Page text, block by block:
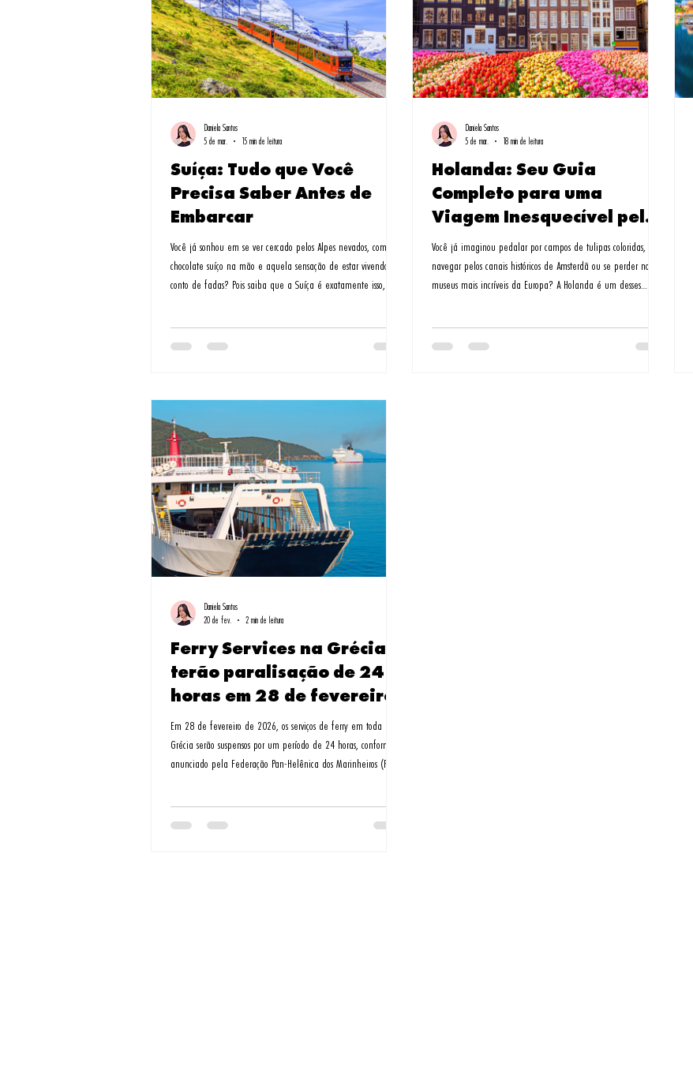
Suíça: Tudo que Você
Precisa Saber Antes de
Embarcar
Você já sonhou em se ver cercado pelos Alpes nevados, com um
chocolate suíço na mão e aquela sensação de estar vivendo um
conto de fadas? Pois saiba que a Suíça é exatamente isso, e
Keukenhof pareciam um quadro impressionista. Foi nesse
Daniela Santos
5 de mar.
15 min de leitura
Holanda: Seu Guia
Completo para uma
Viagem Inesquecível pelos
Países Baixos
Você já imaginou pedalar por campos de tulipas coloridas,
navegar pelos canais históricos de Amsterdã ou se perder nos
museus mais incríveis da Europa? A Holanda é um desses
jardins de Keukenhof pareciam um quadro impressionista. Foi
Daniela Santos
5 de mar.
18 min de leitura
Ferry Services na Grécia
terão paralisação de 24
horas em 28 de fevereiro
Em 28 de fevereiro de 2026, os serviços de ferry em toda a
Grécia serão suspensos por um período de 24 horas, conforme
anunciado pela Federação Pan-Helênica dos Marinheiros (PNO).
cargas permaneçam atracadas nos portos, interrompendo
Daniela Santos
20 de fev.
2 min de leitura